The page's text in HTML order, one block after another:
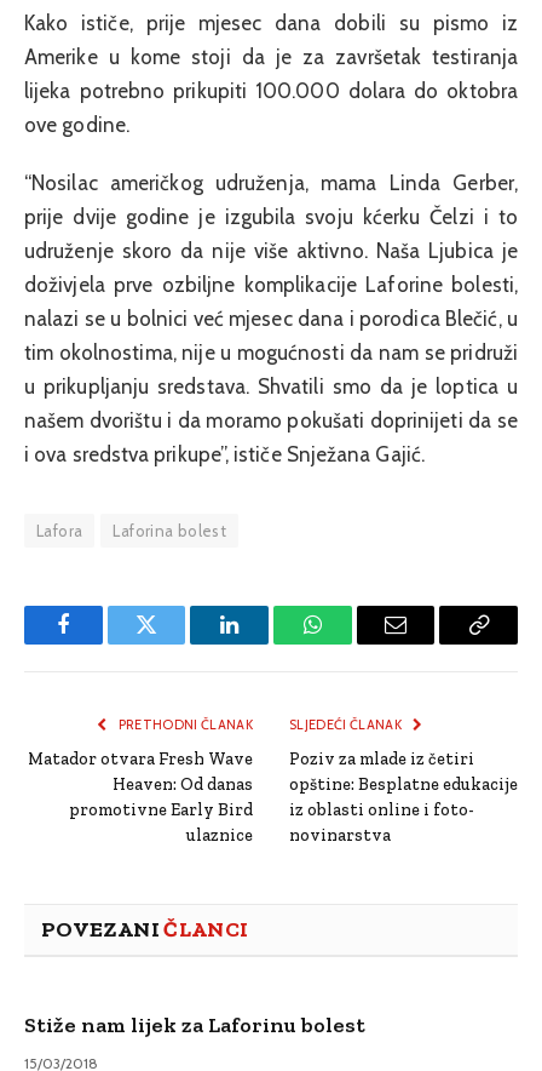
Kako ističe, prije mjesec dana dobili su pismo iz
Amerike u kome stoji da je za završetak testiranja
lijeka potrebno prikupiti 100.000 dolara do oktobra
ove godine.
“Nosilac američkog udruženja, mama Linda Gerber,
prije dvije godine je izgubila svoju kćerku Čelzi i to
udruženje skoro da nije više aktivno. Naša Ljubica je
doživjela prve ozbiljne komplikacije Laforine bolesti,
nalazi se u bolnici već mjesec dana i porodica Blečić, u
tim okolnostima, nije u mogućnosti da nam se pridruži
u prikupljanju sredstava. Shvatili smo da je loptica u
našem dvorištu i da moramo pokušati doprinijeti da se
i ova sredstva prikupe”, ističe Snježana Gajić.
Lafora Laforina bolest
FacebookTwitter LinkedInWhatsAppEmail
Copy
PRETHODNI ČLANAK
Matador otvara Fresh Wave
Heaven: Od danas
promotivne Early Bird
ulaznice
SLJEDEĆI ČLANAK
Poziv za mlade iz četiri
opštine: Besplatne edukacije
iz oblasti online i foto-
novinarstva
POVEZANIČLANCI
Stiže nam lijek za Laforinu bolest
15/03/2018